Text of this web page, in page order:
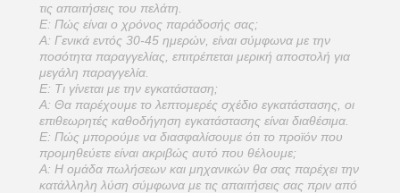
τις απαιτήσεις του πελάτη.
Ε: Πώς είναι ο χρόνος παράδοσής σας;
Α: Γενικά εντός 30-45 ημερών, είναι σύμφωνα με την
ποσότητα παραγγελίας, επιτρέπεται μερική αποστολή για
μεγάλη παραγγελία.
Ε: Τι γίνεται με την εγκατάσταση;
Α: Θα παρέχουμε το λεπτομερές σχέδιο εγκατάστασης, οι
επιθεωρητές καθοδήγηση εγκατάστασης είναι διαθέσιμα.
Ε: Πώς μπορούμε να διασφαλίσουμε ότι το προϊόν που
προμηθεύετε είναι ακριβώς αυτό που θέλουμε;
Α: Η ομάδα πωλήσεων και μηχανικών θα σας παρέχει την
κατάλληλη λύση σύμφωνα με τις απαιτήσεις σας πριν από